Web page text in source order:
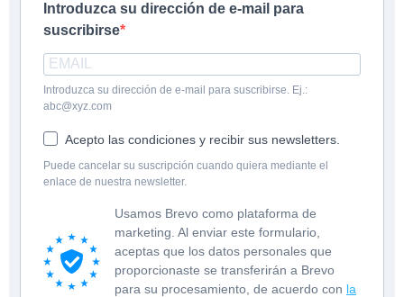
Introduzca su dirección de e-mail para
suscribirse
Introduzca su dirección de e-mail para suscribirse. Ej.:
abc@xyz.com
Acepto las condiciones y recibir sus newsletters.
Puede cancelar su suscripción cuando quiera mediante el
enlace de nuestra newsletter.
Usamos Brevo como plataforma de
marketing. Al enviar este formulario,
aceptas que los datos personales que
proporcionaste se transferirán a Brevo
para su procesamiento, de acuerdo con la